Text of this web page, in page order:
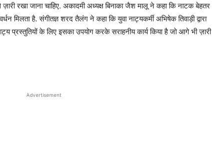
रखा जाना चाहिए. अकादमी अध्यक्ष बिनाका जैश मालू ने कहा कि नाटक बेहतर
मिलता है. संगीतज्ञ शरद तैलंग ने कहा कि युवा नाट्यकर्मी अभिषेक तिवाड़ी द्वारा
प्रस्तुतियों के लिए इसका उपयोग करके सराहनीय कार्य किया है जो आगे भी ज़ारी
Advertisement